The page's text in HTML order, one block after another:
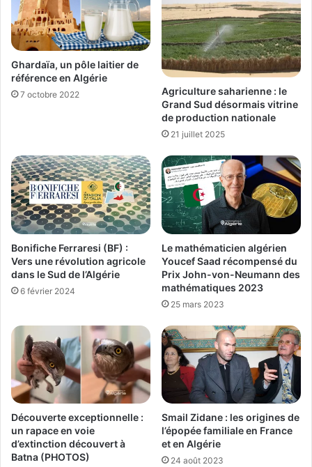
Ghardaïa, un pôle laitier de
référence en Algérie
7 octobre 2022
Agriculture saharienne : le
Grand Sud désormais vitrine
de production nationale
21 juillet 2025
Bonifiche Ferraresi (BF) :
Vers une révolution agricole
dans le Sud de l’Algérie
6 février 2024
Le mathématicien algérien
Youcef Saad récompensé du
Prix John-von-Neumann des
mathématiques 2023
25 mars 2023
Découverte exceptionnelle :
un rapace en voie
d’extinction découvert à
Batna (PHOTOS)
Smail Zidane : les origines de
l’épopée familiale en France
et en Algérie
24 août 2023